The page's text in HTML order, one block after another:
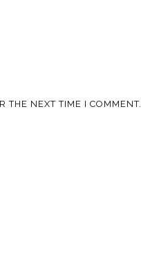
THE NEXT TIME I COMMENT.